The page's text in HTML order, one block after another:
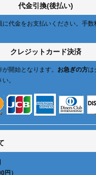
代金引換(後払い)
に代金をお支払いください。手
クレジットカード決済
開始となります。 お急ぎの方は
。
円）